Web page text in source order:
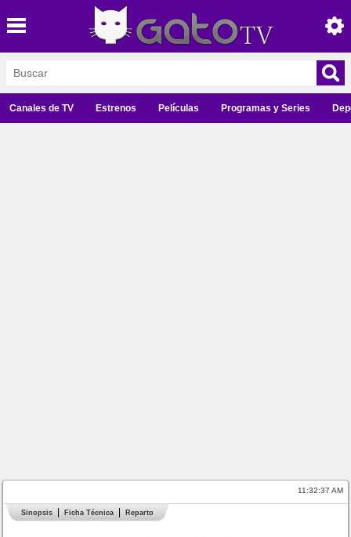
Canales de TV Estrenos Películas Programas y Series
11:32:37 AM
Sinopsis Ficha Técnica Reparto